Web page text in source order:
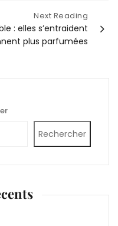
Next Reading
: elles s’entraident
plus parfumées
Rechercher